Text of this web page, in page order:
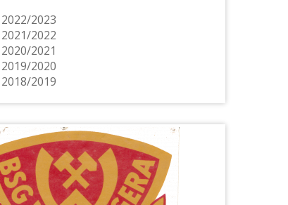
2022/2023
2021/2022
2020/2021
2019/2020
2018/2019